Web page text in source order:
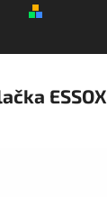
ESSOX